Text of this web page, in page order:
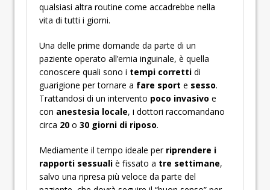
qualsiasi altra routine come accadrebbe nella
vita di tutti i giorni.
Una delle prime domande da parte di un
paziente operato all’ernia inguinale, è quella
conoscere quali sono i tempi corretti di
guarigione per tornare a fare sport e sesso.
Trattandosi di un intervento poco invasivo e
con anestesia locale, i dottori raccomandano
circa 20 o 30 giorni di riposo.
Mediamente il tempo ideale per riprendere i
rapporti sessuali è fissato a tre settimane,
salvo una ripresa più veloce da parte del